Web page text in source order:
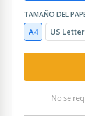
TAMAÑO DEL
A4 US Letter
No se